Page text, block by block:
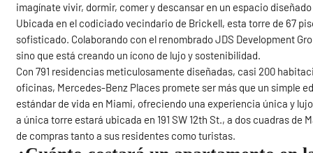
imagínate vivir, dormir, comer y descansar en un espacio
Ubicada en el codiciado vecindario de Brickell, esta torre de 67
sofisticado. Colaborando con el renombrado JDS Development
sino que está creando un ícono de lujo y sostenibilidad.
Con 791 residencias meticulosamente diseñadas, casi 200
oficinas, Mercedes-Benz Places promete ser más que un simple
estándar de vida en Miami, ofreciendo una experiencia única y
a única torre estará ubicada en 191 SW 12th St., a dos cuadras
de compras tanto a sus residentes como turistas.